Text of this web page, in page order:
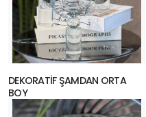
DEKORATİF ŞAMDAN ORTA
BOY